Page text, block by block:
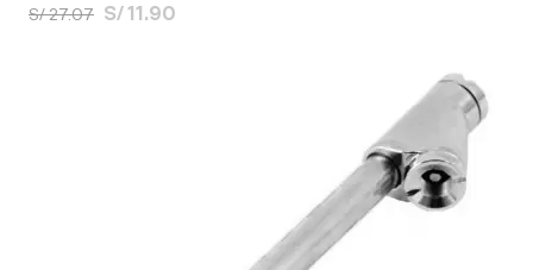
S/ 27.07 S/ 11.90